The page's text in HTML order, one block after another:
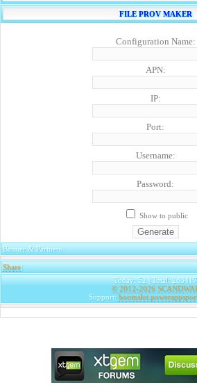
FILE PROV MAKER
Configuration Name:
APN:
IP:
Port:
Username:
Password:
Show to public
Banner & Partners
Share|
Today: 52 | Total: 283417
© 2012-2026
Support: